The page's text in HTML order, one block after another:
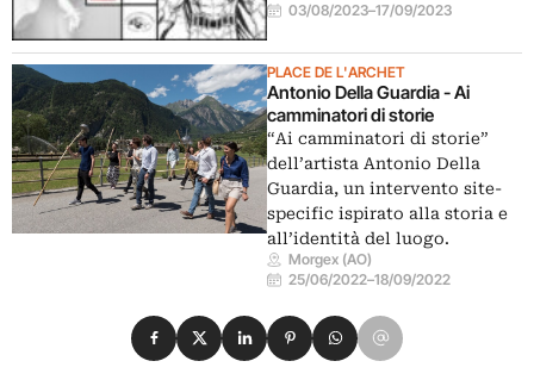
03/08/2023–17/09/2023
PLACE DE L'ARCHET
Antonio Della Guardia - Ai
camminatori di storie
“Ai camminatori di storie”
dell’artista Antonio Della
Guardia, un intervento site-
specific ispirato alla storia e
all’identità del luogo.
Morgex (AO)
25/06/2022–18/09/2022
Condividi su Facebook
Condividi su X
Condividi su LinkedIn
Condividi su Pinterest
Condividi su WhatsApp
Condividi su Email